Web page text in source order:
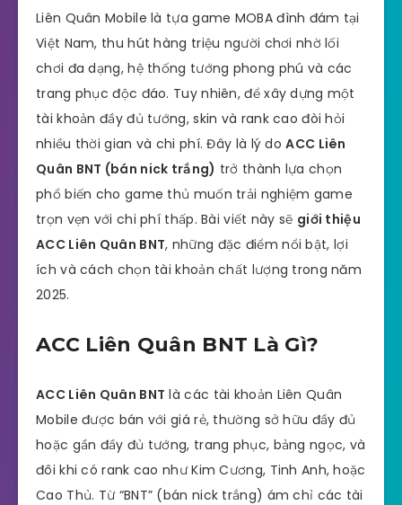
Liên Quân Mobile là tựa game MOBA đình đám tại
Việt Nam, thu hút hàng triệu người chơi nhờ lối
chơi đa dạng, hệ thống tướng phong phú và các
trang phục độc đáo. Tuy nhiên, để xây dựng một
tài khoản đầy đủ tướng, skin và rank cao đòi hỏi
nhiều thời gian và chi phí. Đây là lý doACC Liên
Quân BNT (bán nick trắng) trở thành lựa chọn
phổ biến cho game thủ muốn trải nghiệm game
trọn vẹn với chi phí thấp. Bài viết này sẽ giới thiệu
ACC Liên Quân BNT, những đặc điểm nổi bật, lợi
ích và cách chọn tài khoản chất lượng trong năm
2025.
ACC Liên Quân BNT Là Gì?
ACC Liên Quân BNT là các tài khoản Liên Quân
Mobile được bán với giá rẻ, thường sở hữu đầy đủ
hoặc gần đầy đủ tướng, trang phục, bảng ngọc, và
đôi khi có rank cao như Kim Cương, Tinh Anh, hoặc
Cao Thủ. Từ “BNT” (bán nick trắng) ám chỉ các tài